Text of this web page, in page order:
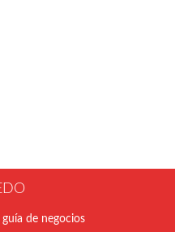
guía de negocios